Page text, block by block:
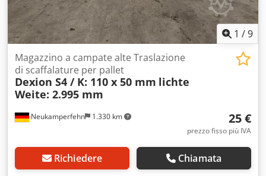
1 /9
Neukamperfehn 1.330 km
Magazzino a campate alte Traslazione
di scaffalature per pallet
Dexion S4 / K: 110 x 50 mm lichte
Weite: 2.995 mm
25 €
prezzo fisso più IVA
Richiedere Chiamata